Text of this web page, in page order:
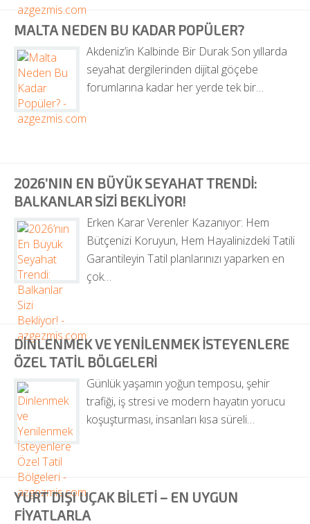
MALTA NEDEN BU KADAR POPÜLER?
Akdeniz’in Kalbinde Bir Durak Son yıllarda
seyahat dergilerinden dijital göçebe
forumlarına kadar her yerde tek bir…
2026’NIN EN BÜYÜK SEYAHAT TRENDI:
BALKANLAR SIZI BEKLIYOR!
Erken Karar Verenler Kazanıyor: Hem
Bütçenizi Koruyun, Hem Hayalinizdeki Tatili
Garantileyin Tatil planlarınızı yaparken en
çok…
DINLENMEK VE YENILENMEK İSTEYENLERE
ÖZEL TATIL BÖLGELERI
Günlük yaşamın yoğun temposu, şehir
trafiği, iş stresi ve modern hayatın yorucu
koşuşturması, insanları kısa süreli…
YURT DIŞI UÇAK BILETI – EN UYGUN
FIYATLARLA